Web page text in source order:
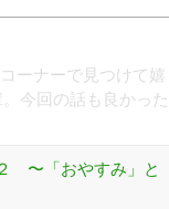
ーナーで見つけて
今回の話も良かっ
〜「おやすみ」と